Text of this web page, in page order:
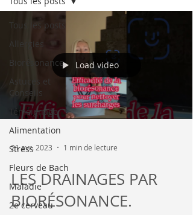
Tous les posts
Allergies
Biorésonance
Astuces et
Conseils
Témoignage
Alimentation
Stress
Fleurs de Bach
Maladie
2e cerveau
Load video
21 avr. 2023 1 min de lecture
LES DRAINAGES PAR
BIORÉSONANCE.